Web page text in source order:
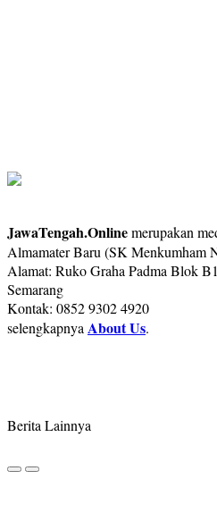
JawaTengah.Onlinemerupakan
Almamater Baru (SK Menkumham
Alamat: Ruko Graha Padma Blok
Semarang
Kontak: 0852 9302 4920
selengkapnya About Us.
Berita Lainnya